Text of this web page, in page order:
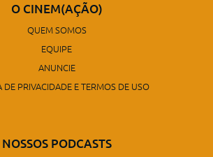
O CINEM(AÇÃO)
QUEM SOMOS
EQUIPE
ANUNCIE
DE PRIVACIDADE E TERMOS DE USO
NOSSOS PODCASTS